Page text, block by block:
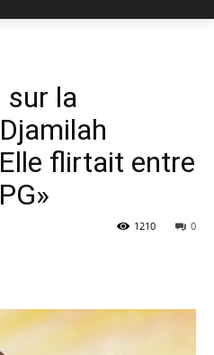
sur la
flirtait entre
0
1210